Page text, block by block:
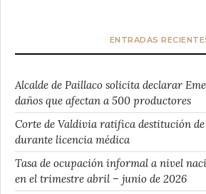
ENTRADAS
Alcalde de Paillaco solicita declarar
daños que afectan a 500 productores
Corte de Valdivia ratifica destitución
durante licencia médica
Tasa de ocupación informal a nivel
en el trimestre abril – junio de 2026